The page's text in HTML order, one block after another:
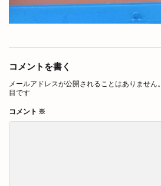
コメントを書く
メールアドレスが公開されることはありません。
目です
コメント ※